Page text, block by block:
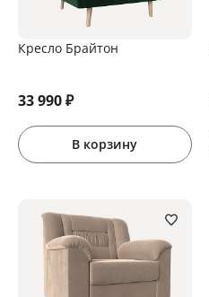
Кресло Брайтон
33 990₽
В корзину